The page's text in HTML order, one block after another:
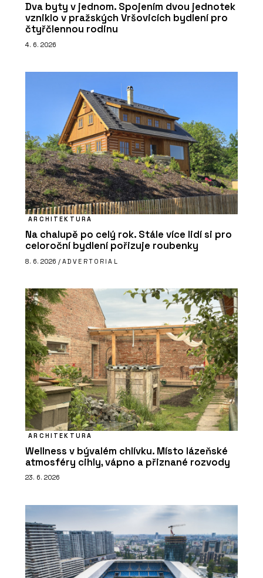
Dva byty v jednom. Spojením dvou jednotek
vzniklo v pražských Vršovicích bydlení pro
čtyřčlennou rodinu
4. 6. 2026
ARCHITEKTURA
Na chalupě po celý rok. Stále více lidí si pro
celoroční bydlení pořizuje roubenky
8. 6. 2026 / ADVERTORIAL
ARCHITEKTURA
Wellness v bývalém chlívku. Místo lázeňské
atmosféry cihly, vápno a přiznané rozvody
23. 6. 2026